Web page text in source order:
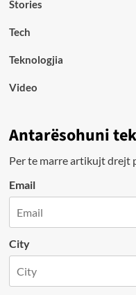
Stories
Tech
Teknologjia
Video
Antarësohuni
Per te marre artikujt drejt
Email
City